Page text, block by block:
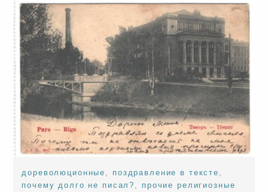
a
v
g
a
o
n
дореволюционные поздравление в тексте
почему долго не писал?
прочие религиозные